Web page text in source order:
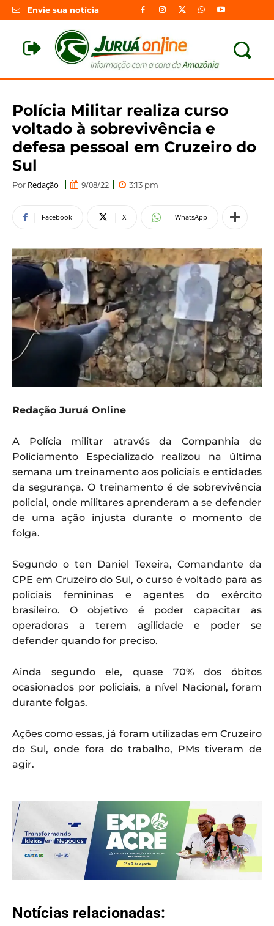
Envie sua notícia
Polícia Militar realiza curso
voltado à sobrevivência e
defesa pessoal em Cruzeiro do
Sul
Por Redação 9/08/22 3:13 pm
Facebook X WhatsApp
Redação Juruá Online
A Polícia militar através da Companhia de
Policiamento Especializado realizou na última
semana um treinamento aos policiais e entidades
da segurança. O treinamento é de sobrevivência
policial, onde militares aprenderam a se defender
de uma ação injusta durante o momento de
folga.
Segundo o ten Daniel Texeira, Comandante da
CPE em Cruzeiro do Sul, o curso é voltado para as
policiais femininas e agentes do exército
brasileiro. O objetivo é poder capacitar as
operadoras a terem agilidade e poder se
defender quando for preciso.
Ainda segundo ele, quase 70% dos óbitos
ocasionados por policiais, a nível Nacional, foram
durante folgas.
Ações como essas, já foram utilizadas em Cruzeiro
do Sul, onde fora do trabalho, PMs tiveram de
agir.
Notícias relacionadas: